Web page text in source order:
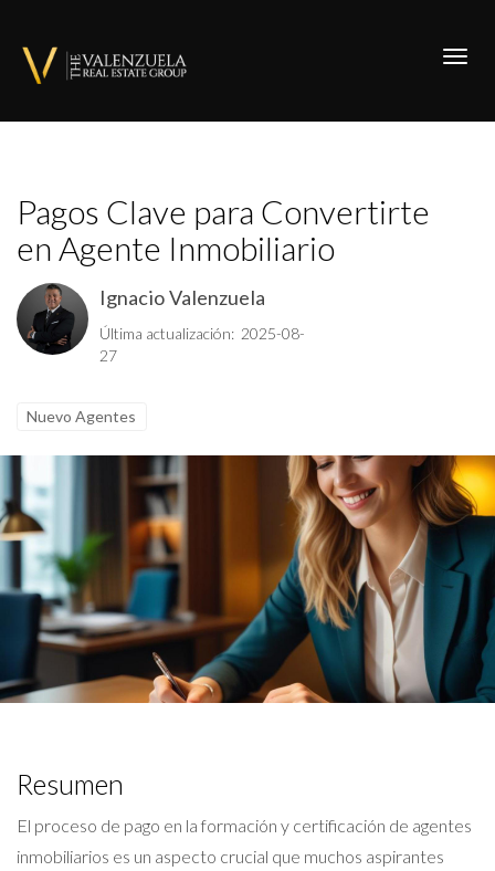
Pagos Clave para Convertirte
en Agente Inmobiliario
Ignacio Valenzuela
Última actualización: 2025-08-
27
Nuevo Agentes
Resumen
El proceso de pago en la formación y certificación de agentes
inmobiliarios es un aspecto crucial que muchos aspirantes